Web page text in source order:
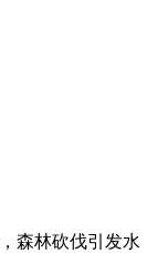
森林砍伐引发水